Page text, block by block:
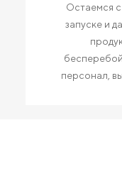
Остаемся с
запуске и
персонал,